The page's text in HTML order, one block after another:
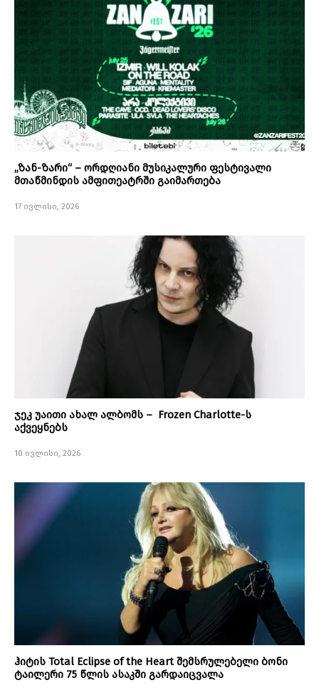
„ზან-ზარი“ – ორდღიანი მუსიკალური ფესტივალი
მთაწმინდის ამფითეატრში გაიმართება
17 ივლისი, 2026
ჯეკ უაითი ახალ ალბომს – Frozen Charlotte-ს
აქვეყნებს
10 ივლისი, 2026
ჰიტის Total Eclipse of the Heart შემსრულებელი ბონი
ტაილერი 75 წლის ასაკში გარდაიცვალა